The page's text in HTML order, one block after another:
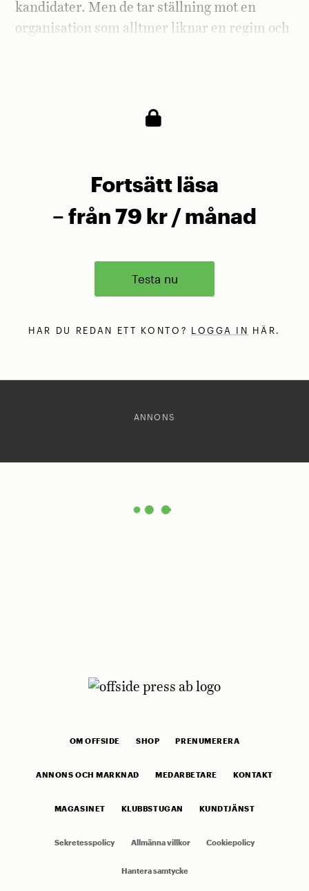
kandidater. Men de tar ställning mot en
organisation som alltmer liknar en regim och
Fortsätt läsa
– från 79 kr / månad
Testa nu
HAR DU REDAN ETT KONTO? LOGGA IN HÄR.
ANNONS
OM OFFSIDE SHOP PRENUMERERA
ANNONS OCH MARKNAD MEDARBETARE KONTAKT
MAGASINET KLUBBSTUGAN KUNDTJÄNST
Sekretesspolicy Allmänna villkor Cookiepolicy
Hantera samtycke